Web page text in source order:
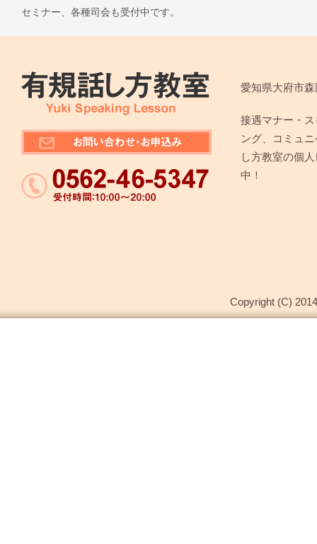
セミナー、各種司会も受付中です。
愛知県大府市
接遇マナー・
ング、コミュ
し方教室の個
中！
Copyright (C)